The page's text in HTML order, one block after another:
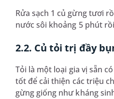
Rửa sạch 1 củ gừng tươi
nước sôi khoảng 5 phút
2.2. Củ tỏi trị đầy
Tỏi là một loại gia vị sẵn
tốt để cải thiện các triệu
gừng giống như kháng